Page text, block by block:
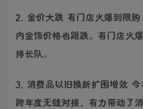
2. 金价大跌 有门店火爆到限
内金饰价格也跟跌。有门店火
排长队。
3. 消费品以旧换新扩围增效
跨年度无缝对接，有力带动了